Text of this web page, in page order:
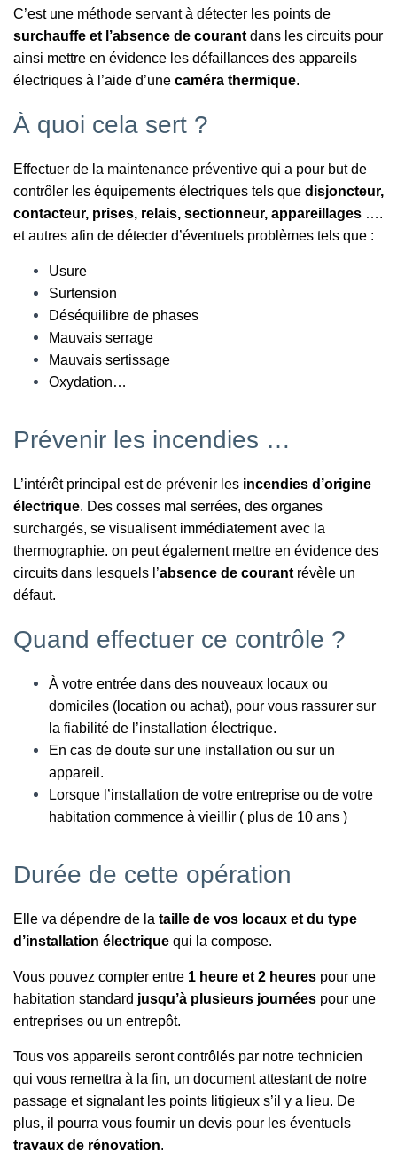
C’est une méthode servant à détecter les points de
surchauffe et l’absence de courantdans les circuits pour
ainsi mettre en évidence les défaillances des appareils
électriques à l’aide d’une caméra thermique.
À quoi cela sert ?
Effectuer de la maintenance préventive qui a pour but de
contrôler les équipements électriques tels que disjoncteur,
contacteur, prises, relais, sectionneur, appareillages ….
et autres afin de détecter d’éventuels problèmes tels que :
Usure
Surtension
Déséquilibre de phases
Mauvais serrage
Mauvais sertissage
Oxydation…
Prévenir les incendies …
L’intérêt principal est de prévenir les incendies d’origine
électrique. Des cosses mal serrées, des organes
surchargés, se visualisent immédiatement avec la
thermographie. on peut également mettre en évidence des
circuits dans lesquels l’absence de courantrévèle un
défaut.
Quand effectuer ce contrôle ?
À votre entrée dans des nouveaux locaux ou
domiciles (location ou achat), pour vous rassurer sur
la fiabilité de l’installation électrique.
En cas de doute sur une installation ou sur un
appareil.
Lorsque l’installation de votre entreprise ou de votre
habitation commence à vieillir ( plus de 10 ans )
Durée de cette opération
Elle va dépendre de la taille de vos locaux et du type
d’installation électrique qui la compose.
Vous pouvez compter entre 1 heure et 2 heures pour une
habitation standard jusqu’à plusieurs journées pour une
entreprises ou un entrepôt.
Tous vos appareils seront contrôlés par notre technicien
qui vous remettra à la fin, un document attestant de notre
passage et signalant les points litigieux s’il y a lieu. De
plus, il pourra vous fournir un devis pour les éventuels
travaux de rénovation.